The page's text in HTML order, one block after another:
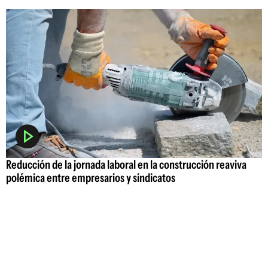
Reducción de la jornada laboral en la construcción reaviva
polémica entre empresarios y sindicatos